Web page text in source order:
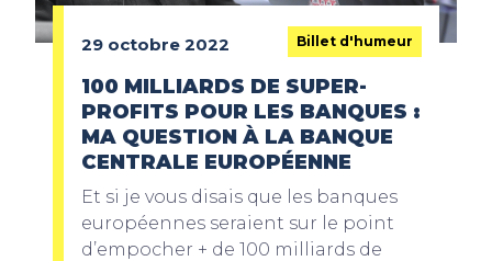
29 octobre 2022 Billet d'humeur
100 MILLIARDS DE SUPER-
PROFITS POUR LES BANQUES :
MA QUESTION À LA BANQUE
CENTRALE EUROPÉENNE
Et si je vous disais que les banques
européennes seraient sur le point
d’empocher + de 100 milliards de